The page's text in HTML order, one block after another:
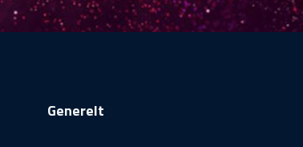
Generelt